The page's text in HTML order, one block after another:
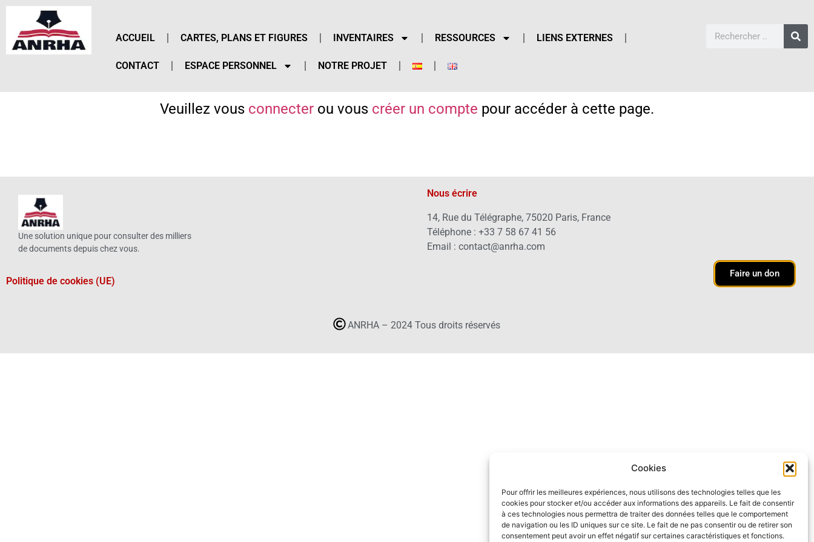
Cookies
Pour offrir les meilleures expériences, nous utilisons des technologies telles que les
cookies pour stocker et/ou accéder aux informations des appareils. Le fait de consentir
à ces technologies nous permettra de traiter des données telles que le comportement
de navigation ou les ID uniques sur ce site. Le fait de ne pas consentir ou de retirer son
consentement peut avoir un effet négatif sur certaines caractéristiques et fonctions.
ACCUEIL CARTES, PLANS ET FIGURES INVENTAIRES RESSOURCES LIENS EXTERNES
CONTACT ESPACE PERSONNEL NOTRE PROJET
Veuillez vous connecter ou vous créer un compte pour accéder à cette page.
Une solution unique pour consulter des milliers
de documents depuis chez vous.
Politique de cookies (UE)
Nous écrire
14, Rue du Télégraphe, 75020 Paris, France
Téléphone : +33 7 58 67 41 56
Email : contact@anrha.com
Faire un don
ANRHA – 2024 Tous droits réservés